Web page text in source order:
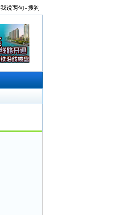
我说两句 -搜狗